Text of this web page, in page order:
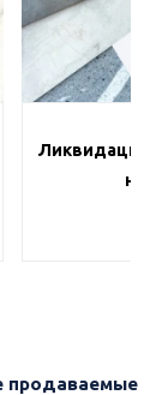
Ликвидация
на
продаваемые